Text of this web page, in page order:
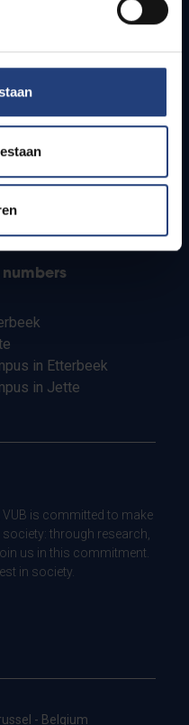
schools
in Etterbeek
in Jette
VUB is committed to make
through research,
us in this commitment.
in society.
- Belgium